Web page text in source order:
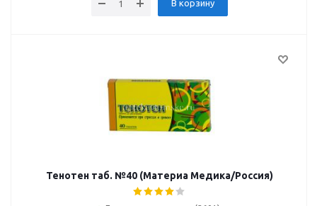
В корзину
Тенотен таб. №40 (Материа Медика/Россия)